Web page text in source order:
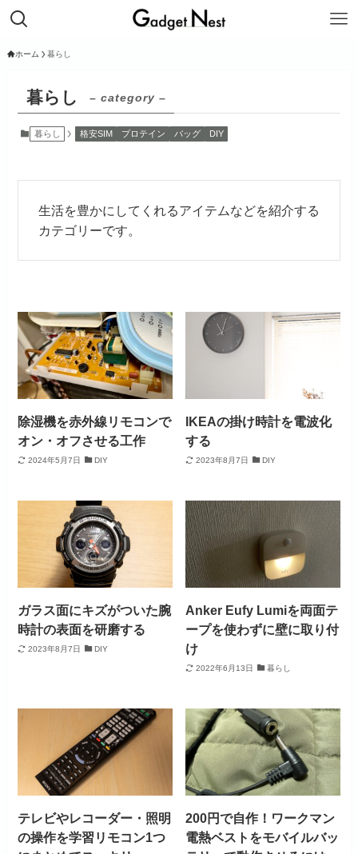
ホーム 暮らし
暮らし – category –
暮らし 格安SIM プロテイン バッグ DIY
生活を豊かにしてくれるアイテムなどを紹介する
カテゴリーです。
除湿機を赤外線リモコンで
オン・オフさせる工作
2024年5月7日 DIY
IKEAの掛け時計を電波化
する
2023年8月7日 DIY
ガラス面にキズがついた腕
時計の表面を研磨する
2023年8月7日 DIY
Anker Eufy Lumiを両面テ
ープを使わずに壁に取り付
け
2022年6月13日 暮らし
テレビやレコーダー・照明
の操作を学習リモコン1つ
200円で自作！ワークマン
電熱ベストをモバイルバッ